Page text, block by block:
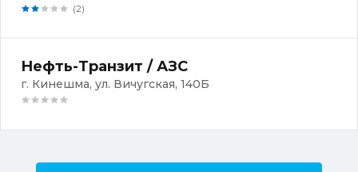
(2)
Нефть-Транзит / АЗС
г. Кинешма, ул. Вичугская, 140Б